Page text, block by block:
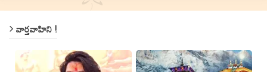
వార్తవాహిని !